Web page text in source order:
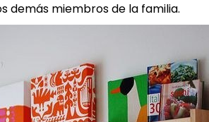
demás miembros de la familia.